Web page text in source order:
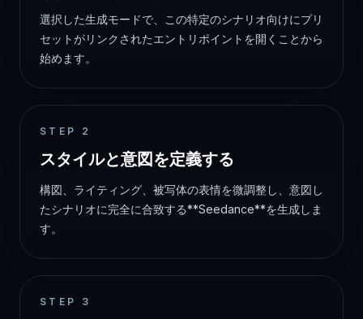
選択した生成モードで、この特定のシナリオ向けにプリ
セットがリンクされたエントリポイントを開くことから
始めます。
STEP 2
スタイルと意図を定義する
構図、ライティング、被写体の表情を微調整し、意図し
たシナリオに完全に合致する**Seedance**を生成しま
す。
STEP 3